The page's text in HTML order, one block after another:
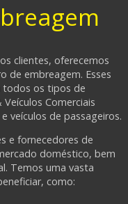
clientes, oferecemos
de embreagem. Esses
todos os tipos de
Comerciais
veículos de passageiros.
e fornecedores de
doméstico, bem
Temos uma vasta
como: